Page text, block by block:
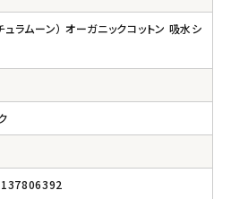
ラムーン） オーガニックコットン 吸水シ